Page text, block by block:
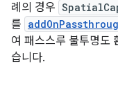
례의 경우
를
여 패스스루 불투명도
습니다.